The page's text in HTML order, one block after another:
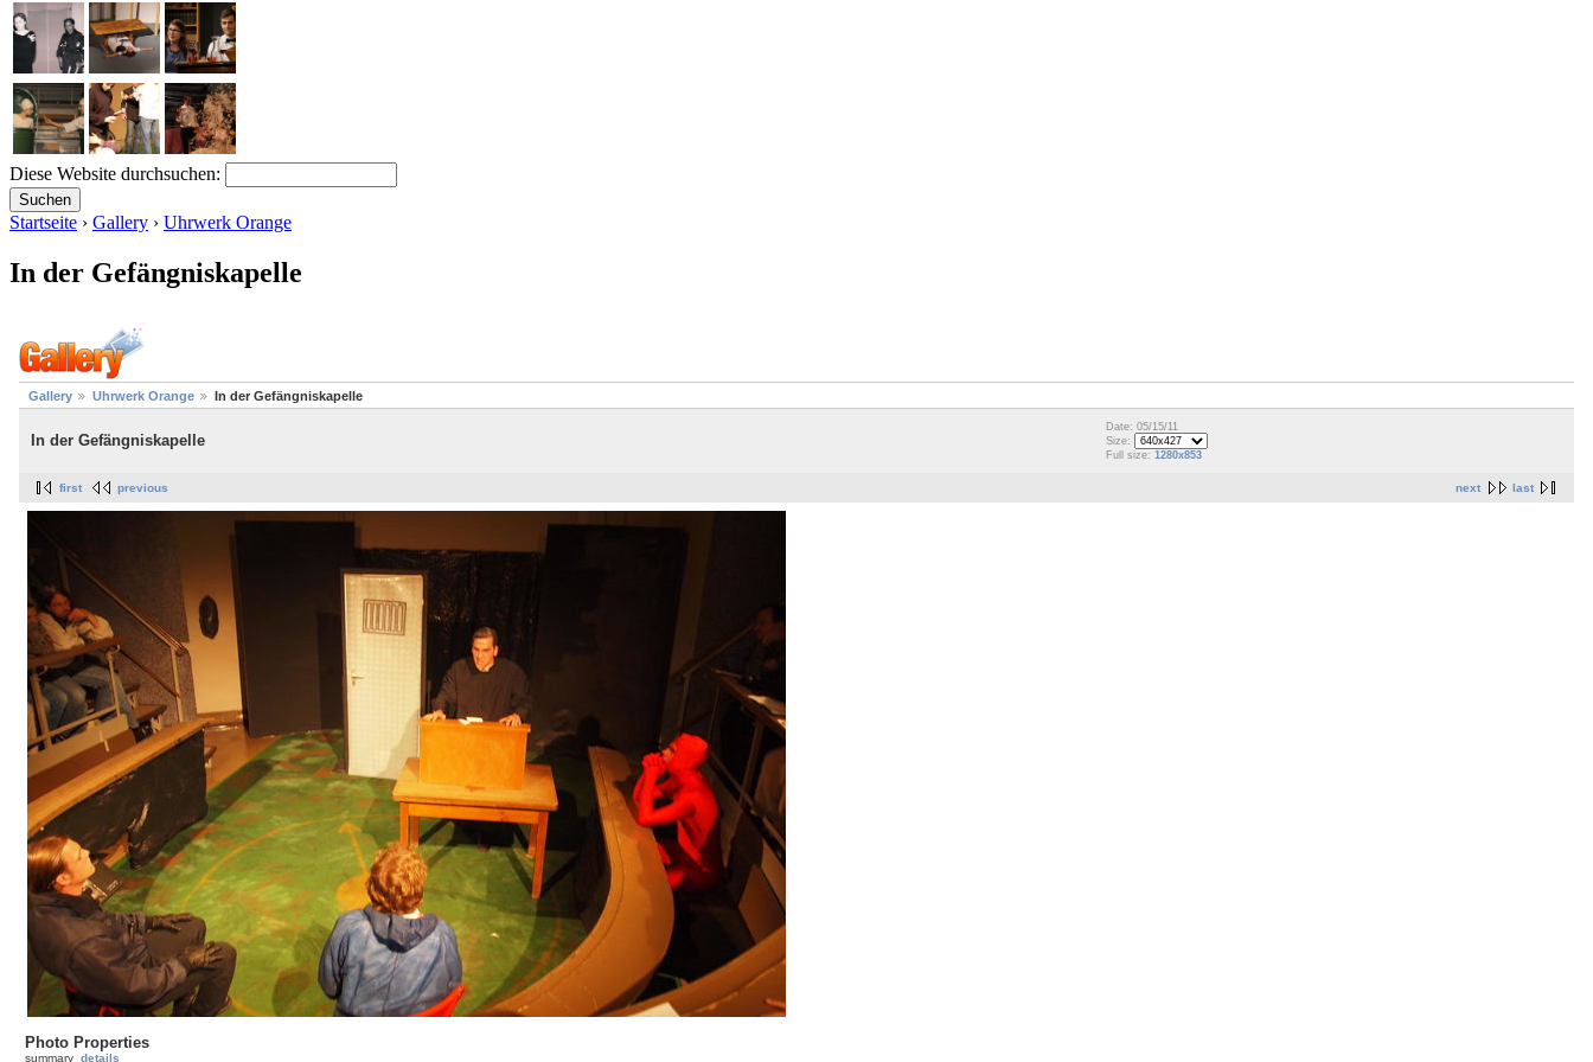
Diese Website durchsuchen:
Startseite › Gallery › Uhrwerk Orange
In der Gefängniskapelle
Gallery Uhrwerk Orange In der Gefängniskapelle
In der Gefängniskapelle
Date: 05/15/11
Size:
Full size: 1280x853
next last
first previous
Photo Properties
summary details